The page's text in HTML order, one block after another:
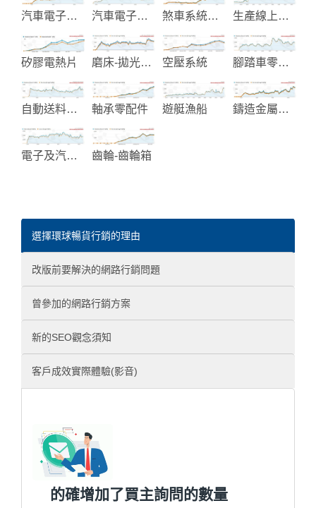
汽車電子改裝產品 汽車電子零件-點火線圈-感知器 煞車系統零配件 生產線上用之組裝工具
矽膠電熱片 磨床-拋光-拉床自動化加工設備 空壓系統 腳踏車零配件
自動送料機及自動化送料設備 軸承零配件 遊艇漁船 鑄造金屬閥門零件
電子及汽車塑膠零組件 齒輪-齒輪箱
選擇環球暢貨行銷的理由
改版前要解決的網路行銷問題
曾參加的網路行銷方案
新的SEO觀念須知
客戶成效實際體驗(影音)
的確增加了買主詢問的數量